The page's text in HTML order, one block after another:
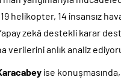
helikopter, 14 insansız
zekâ destekli karar
verilerini anlık analiz
ise